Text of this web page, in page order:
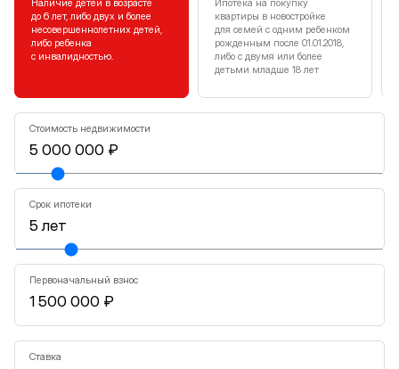
до 6 лет, либо двух и более
несовершеннолетних детей,
либо ребенка
с инвалидностью.
квартиры в новостройке
для семей с одним ребенком
рожденным после 01.01.2018,
либо с двумя или более
детьми младше 18 лет
Стоимость недвижимости
Срок ипотеки
Первоначальный взнос
Ставка